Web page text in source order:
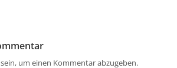
sein, um einen Kommentar abzugeben.